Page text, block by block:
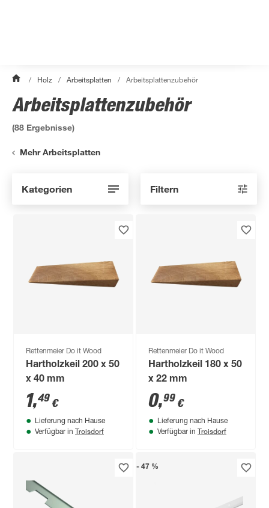
/ Holz / Arbeitsplatten / Arbeitsplattenzubehör
Arbeitsplattenzubehör
(88 Ergebnisse)
Mehr Arbeitsplatten
Kategorien Filtern
Rettenmeier Do it Wood
Hartholzkeil 200 x 50
x 40 mm
1,49 €
Lieferung nach Hause
Verfügbar in Troisdorf
Rettenmeier Do it Wood
Hartholzkeil 180 x 50
x 22 mm
0,99 €
Lieferung nach Hause
Verfügbar in Troisdorf
- 47 %